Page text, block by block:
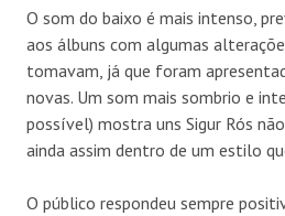
O som do baixo é mais intenso,
aos álbuns com algumas
tomavam, já que foram
novas. Um som mais sombrio e
possível) mostra uns Sigur Rós
ainda assim dentro de um estilo
O público respondeu sempre